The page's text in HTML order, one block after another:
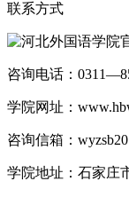
联系方式
咨询电话：
学院网址：
咨询信箱：
学院地址：石家庄